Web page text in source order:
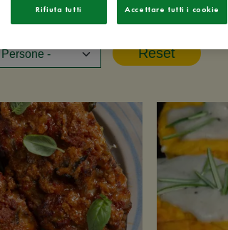
Rifiuta tutti Accettare tutti i cookie